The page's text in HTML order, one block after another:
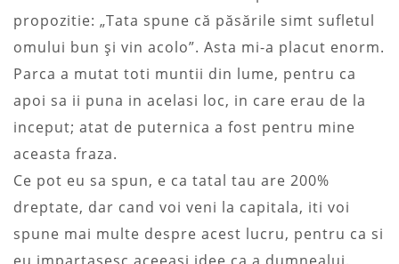
propozitie: „Tata spune că păsările simt sufletul
omului bun și vin acolo”. Asta mi-a placut enorm.
Parca a mutat toti muntii din lume, pentru ca
apoi sa ii puna in acelasi loc, in care erau de la
inceput; atat de puternica a fost pentru mine
aceasta fraza.
Ce pot eu sa spun, e ca tatal tau are 200%
dreptate, dar cand voi veni la capitala, iti voi
spune mai multe despre acest lucru, pentru ca si